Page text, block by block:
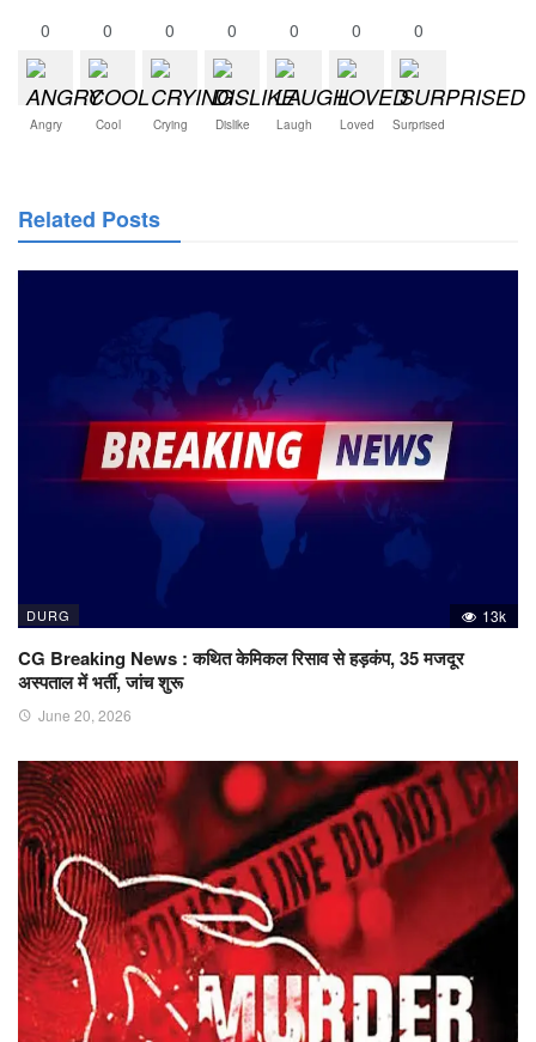
0
Angry
0
Cool
0
Crying
0
Dislike
0
Laugh
0
Loved
0
Surprised
Related Posts
DURG 13k
CG Breaking News : कथित केमिकल रिसाव से हड़कंप, 35 मजदूर
अस्पताल में भर्ती, जांच शुरू
June 20, 2026